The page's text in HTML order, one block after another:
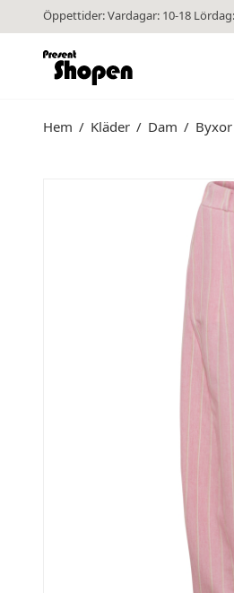
Öppettider: Vardagar: 10-18
Hem / Kläder / Dam / Byxor